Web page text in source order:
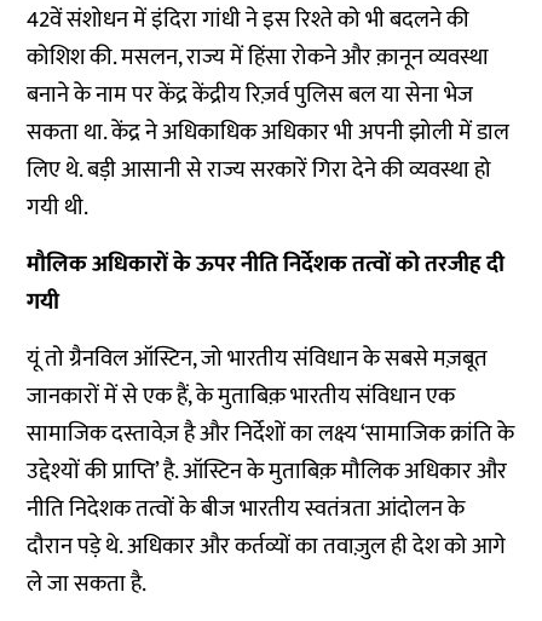
42वें संशोधन में इंदिरा गांधी ने इस रिश्ते को भी बदलने की
कोशिश की. मसलन, राज्य में हिंसा रोकने और क़ानून व्यवस्था
बनाने के नाम पर केंद्र केंद्रीय रिज़र्व पुलिस बल या सेना भेज
सकता था. केंद्र ने अधिकाधिक अधिकार भी अपनी झोली में डाल
लिए थे. बड़ी आसानी से राज्य सरकारें गिरा देने की व्यवस्था हो
गयी थी.
मौलिक अधिकारों के ऊपर नीति निर्देशक तत्वों को तरजीह दी
गयी
यूं तो ग्रैनविल ऑस्टिन, जो भारतीय संविधान के सबसे मज़बूत
जानकारों में से एक हैं, के मुताबिक़ भारतीय संविधान एक
सामाजिक दस्तावेज़ है और निर्देशों का लक्ष्य ‘सामाजिक क्रांति के
उद्देश्यों की प्राप्ति’ है. ऑस्टिन के मुताबिक़ मौलिक अधिकार और
नीति निदेशक तत्वों के बीज भारतीय स्वतंत्रता आंदोलन के
दौरान पड़े थे. अधिकार और कर्तव्यों का तवाज़ुल ही देश को आगे
ले जा सकता है.